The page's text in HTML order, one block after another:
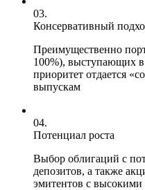
03.
Консервативный
Преимущественно
100%), выступающих в
приоритет отдается
выпускам
04.
Потенциал роста
Выбор облигаций с
депозитов, а также
эмитентов с высокими